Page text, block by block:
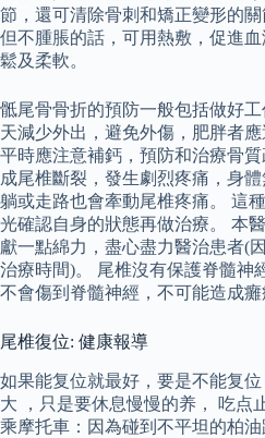
節，還可清除骨刺和矯正變形的
但不腫脹的話，可用熱敷，促進
鬆及柔軟。
骶尾骨骨折的預防一般包括做好
天減少外出，避免外傷，肥胖者
平時應注意補鈣，預防和治療骨
成尾椎斷裂，發生劇烈疼痛，身
躺或走路也會牽動尾椎疼痛。 這
光確認自身的狀態再做治療。 本
獻一點綿力，盡心盡力醫治患者(
治療時間)。 尾椎沒有保護脊髓神
不會傷到脊髓神經，不可能造成癱
尾椎復位: 健康報導
如果能复位就最好，要是不能复
大 ，只是要休息慢慢的养， 吃点
乘摩托車：因為碰到不平坦的柏